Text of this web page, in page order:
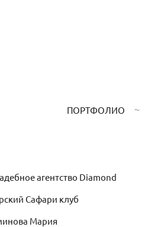
ПОРТФОЛИО
агентство Diamond
Сафари клуб
Мария